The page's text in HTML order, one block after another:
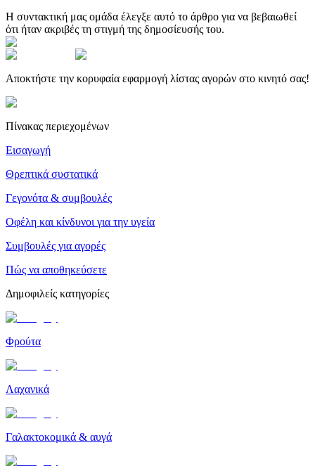
Η συντακτική μας ομάδα έλεγξε αυτό το άρθρο για να βεβαιωθεί
ότι ήταν ακριβές τη στιγμή της δημοσίευσής του.
Αποκτήστε την κορυφαία εφαρμογή λίστας αγορών στο κινητό σας!
Πίνακας περιεχομένων
Εισαγωγή
Θρεπτικά συστατικά
Γεγονότα & συμβουλές
Οφέλη και κίνδυνοι για την υγεία
Συμβουλές για αγορές
Πώς να αποθηκεύσετε
Δημοφιλείς κατηγορίες
Φρούτα
Λαχανικά
Γαλακτοκομικά & αυγά